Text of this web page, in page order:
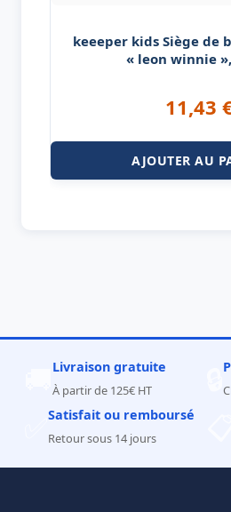
keeeper kids Siège de
« leon winnie
11,43
AJOUTER AU
Livraison gratuite
À partir de 125€ HT
Satisfait ou remboursé
Retour sous 14 jours